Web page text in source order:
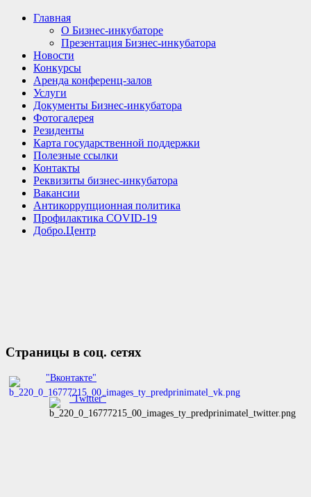
Главная
О Бизнес-инкубаторе
Презентация Бизнес-инкубатора
Новости
Конкурсы
Аренда конференц-залов
Услуги
Документы Бизнес-инкубатора
Фотогалерея
Резиденты
Карта государственной поддержки
Полезные ссылки
Контакты
Реквизиты бизнес-инкубатора
Вакансии
Антикоррупционная политика
Профилактика COVID-19
Добро.Центр
Страницы в соц. сетях
"Вконтакте"
"Twitter"